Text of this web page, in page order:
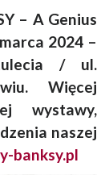
– A Genius
2024 –
/ ul.
Więcej
wystawy,
naszej
banksy.pl